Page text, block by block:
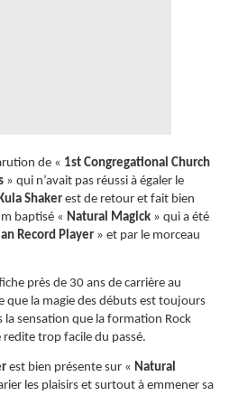
de « 1st Congregational Church
» qui n’avait pas réussi à égaler le
Shaker est de retour et fait bien
baptisé « Natural Magick » qui a été
Record Player » et par le morceau
près de 30 ans de carrière au
que la magie des débuts est toujours
la sensation que la formation Rock
redite trop facile du passé.
est bien présente sur « Natural
les plaisirs et surtout à emmener sa